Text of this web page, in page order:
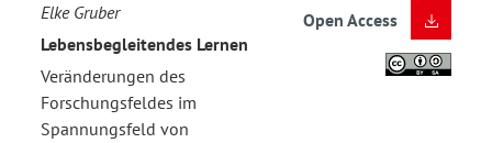
Elke Gruber
Lebensbegleitendes Lernen
Veränderungen des
Forschungsfeldes im
Spannungsfeld von
Open Access